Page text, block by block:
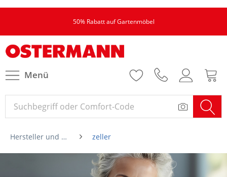
50% Rabatt auf Gartenmöbel
Menü
Hersteller und Marken von A-Z zeller